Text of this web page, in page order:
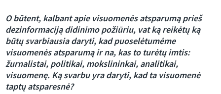
O būtent, kalbant apie visuomenės atsparumą prieš
dezinformaciją didinimo požiūriu, vat ką reikėtų ką
būtų svarbiausia daryti, kad puoselėtumėme
visuomenės atsparumą ir na, kas to turėtų imtis:
žurnalistai, politikai, mokslininkai, analitikai,
visuomenę. Ką svarbu yra daryti, kad ta visuomenė
taptų atsparesnė?